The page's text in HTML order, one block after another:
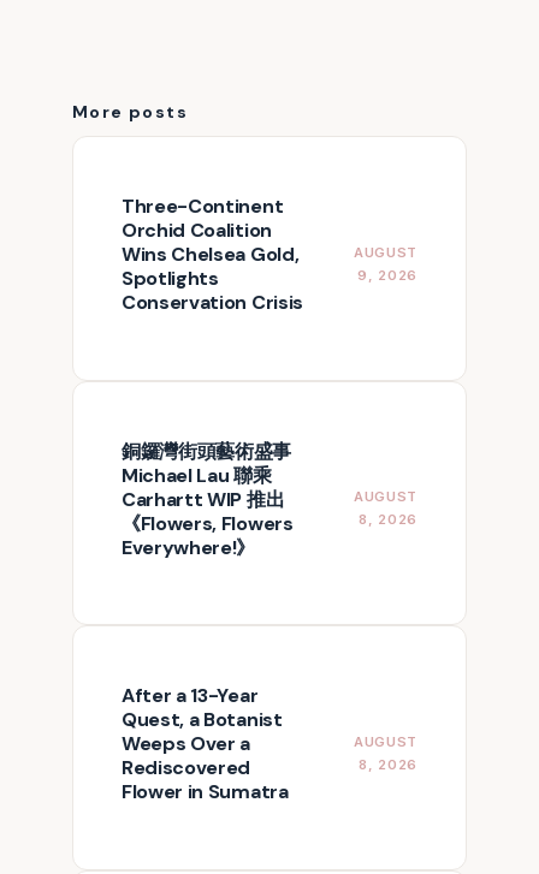
More posts
Three-Continent
Orchid Coalition
Wins Chelsea Gold,
Spotlights
Conservation Crisis
AUGUST
9, 2026
銅鑼灣街頭藝術盛事
Michael Lau 聯乘
Carhartt WIP 推出
《Flowers, Flowers
Everywhere!》
AUGUST
8, 2026
After a 13-Year
Quest, a Botanist
Weeps Over a
Rediscovered
Flower in Sumatra
AUGUST
8, 2026